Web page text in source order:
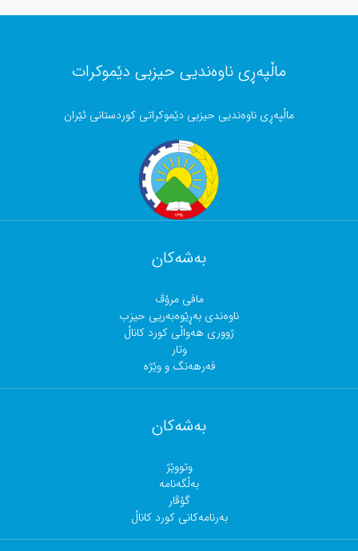
ماڵپەڕی ناوەندیی حیزبی دێموکرات
ماڵپەڕی ناوەندیی حیزبی دێموکراتی کوردستانی ئێران
بەشەکان
مافی مرۆڤ
ناوەندی بەڕێوەبەریی حیزب
ژووری هەواڵی کورد کاناڵ
وتار
فەرهەنگ و وێژە
بەشەکان
وتووێژ
بەڵگەنامە
گۆڤار
بەرنامەکانی کورد کاناڵ